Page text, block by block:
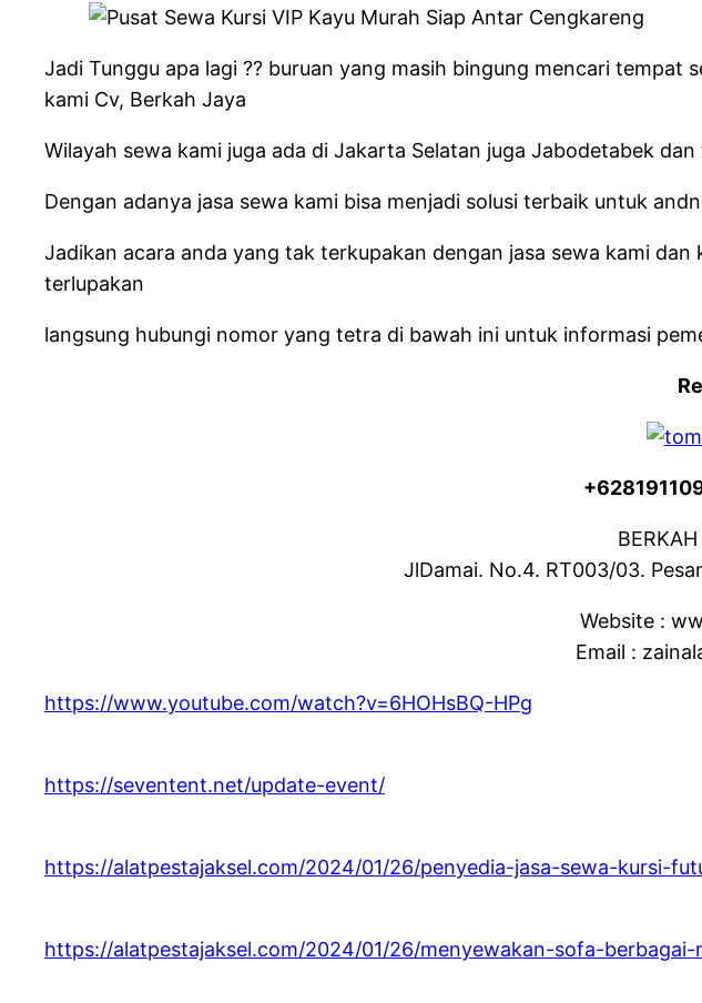
Jadi Tunggu apa lagi ?? buruan yang masih bingung mencari tempat
kami Cv, Berkah Jaya
Wilayah sewa kami juga ada di Jakarta Selatan juga Jabodetabek
Dengan adanya jasa sewa kami bisa menjadi solusi terbaik untuk
Jadikan acara anda yang tak terkupakan dengan jasa sewa kami
terlupakan
langsung hubungi nomor yang tetra di bawah ini untuk informasi
JlDamai. No.4. RT003/03.
Website :
Email :
https://www.youtube.com/watch?v=6HOHsBQ-HPg
https://seventent.net/update-event/
https://alatpestajaksel.com/2024/01/26/penyedia-jasa-sewa-kursi-
https://alatpestajaksel.com/2024/01/26/menyewakan-sofa-